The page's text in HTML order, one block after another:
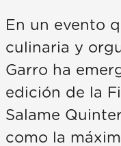
En un evento
culinaria y
Garro ha
edición de la
Salame
como la